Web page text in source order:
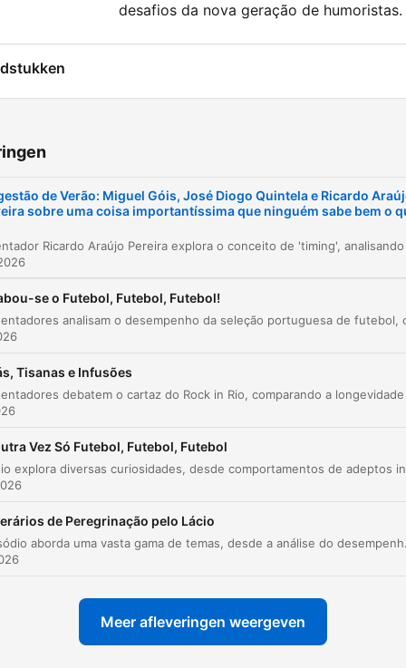
desafios da nova geração de humoristas.
A natureza do timing e a confiança
00:33:22 Encerramento e Créditos
op een hoofdstuk om direct naar dat moment te gaan
Timing tem a ver com precisão, em princípio. Em
uma coisa seja dita ou mostrada.
00:02:29 · O locutor estabelece a sua primeira tentativa de
O timing depende da confiança. Não conseguimos
00:14:23 · Citando John Cleese, o segmento destaca a
importância do estado psicológico e da confiança para o
timing é a gestão do silêncio
00:18:46 · Um dos participantes propõe uma definição
de Verão: Miguel Góis, José Diogo Quintela e Ricardo
sobre uma coisa importantíssima que ninguém sabe bem o
se o Futebol, Futebol, Futebol!
Tisanas e Infusões
Vez Só Futebol, Futebol, Futebol
de Peregrinação pelo Lácio
Este episódio aborda uma vasta gama de temas, desde a análise do
Meer afleveringen weergeven